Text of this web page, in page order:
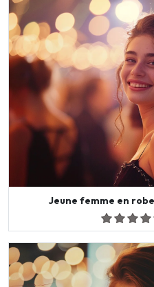
Jeune femme en